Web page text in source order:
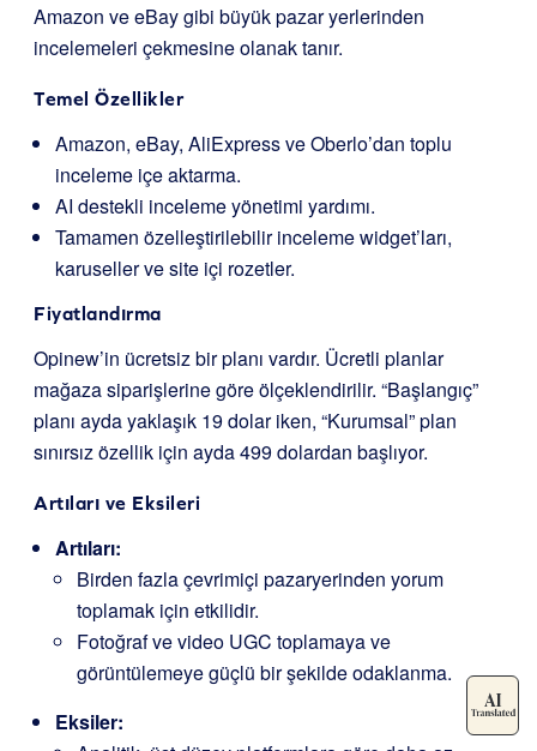
Amazon ve eBay gibi büyük pazar yerlerinden
incelemeleri çekmesine olanak tanır.
Temel Özellikler
Amazon, eBay, AliExpress ve Oberlo’dan toplu
inceleme içe aktarma.
AI destekli inceleme yönetimi yardımı.
Tamamen özelleştirilebilir inceleme widget’ları,
karuseller ve site içi rozetler.
Fiyatlandırma
Opinew’in ücretsiz bir planı vardır. Ücretli planlar
mağaza siparişlerine göre ölçeklendirilir. “Başlangıç”
planı ayda yaklaşık 19 dolar iken, “Kurumsal” plan
sınırsız özellik için ayda 499 dolardan başlıyor.
Artıları ve Eksileri
Artıları:
Birden fazla çevrimiçi pazaryerinden yorum
toplamak için etkilidir.
Fotoğraf ve video UGC toplamaya ve
görüntülemeye güçlü bir şekilde odaklanma.
Eksiler: